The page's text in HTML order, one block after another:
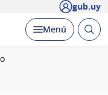
gub.uy
Desplegar
Menú Abrir